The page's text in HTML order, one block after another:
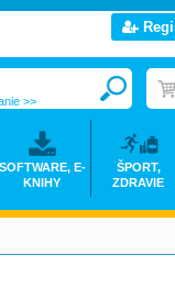
>>
E-
KNIHY
ŠPORT,
ZDRAVIE